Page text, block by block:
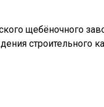
щебёночного
строительного